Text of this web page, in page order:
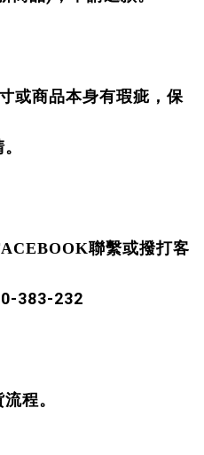
或商品本身有瑕疵，保
聯繫或撥打客
383-232
程。